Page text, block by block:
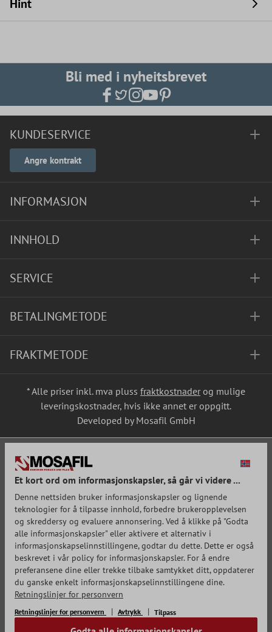
Hint
Bli med i nyheitsbrevet
KUNDESERVICE
Angre kontrakt
INFORMASJON
INNHOLD
SERVICE
BETALINGMETODE
FRAKTMETODE
* Alle priser inkl. mva pluss fraktkostnader og mulige
leveringskostnader, hvis ikke annet er oppgitt.
Developed by Mosafil GmbH
Et kort ord om informasjonskapsler, så går vi videre ...
Denne nettsiden bruker informasjonskapsler og lignende
teknologier for å tilpasse innhold, forbedre brukeropplevelsen
og skreddersy og evaluere annonsering. Ved å klikke på "Godta
alle informasjonskapsler" eller aktivere et alternativ i
informasjonskapselinnstillingene, godtar du dette. Dette er også
beskrevet i vår policy for informasjonskapsler. For å endre
preferansene dine eller trekke tilbake samtykket ditt, oppdaterer
du ganske enkelt informasjonskapselinnstillingene dine.
Retningslinjer for personvern
Retningslinjer for personvern Avtrykk Tilpass